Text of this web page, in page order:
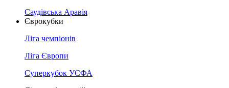
Саудівська Аравія
Єврокубки
Ліга чемпіонів
Ліга Європи
Суперкубок УЄФА